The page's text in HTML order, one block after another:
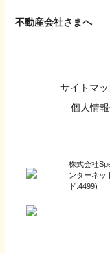
不動産会社さまへ
サイトマ
個人情
株式会社
ンターネッ
ド:4499)